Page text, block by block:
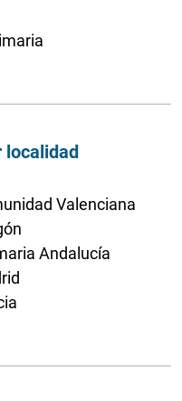
localidad
Valenciana
Andalucía